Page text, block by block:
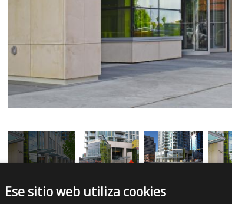
Ese sitio web utiliza cookies